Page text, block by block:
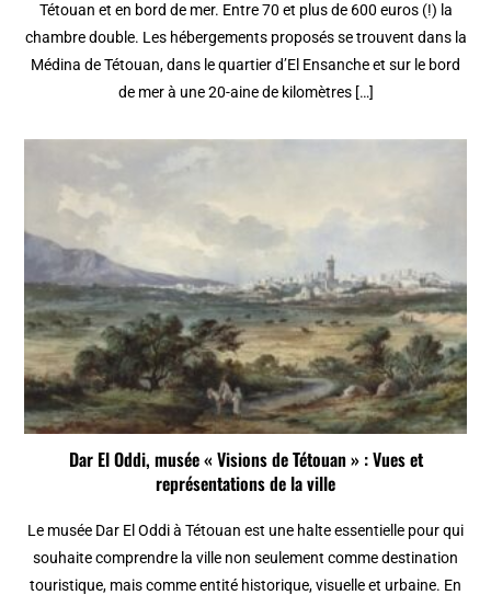
Tétouan et en bord de mer. Entre 70 et plus de 600 euros (!) la
chambre double. Les hébergements proposés se trouvent dans la
Médina de Tétouan, dans le quartier d’El Ensanche et sur le bord
de mer à une 20-aine de kilomètres […]
Dar El Oddi, musée « Visions de Tétouan » : Vues et
représentations de la ville
Le musée Dar El Oddi à Tétouan est une halte essentielle pour qui
souhaite comprendre la ville non seulement comme destination
touristique, mais comme entité historique, visuelle et urbaine. En